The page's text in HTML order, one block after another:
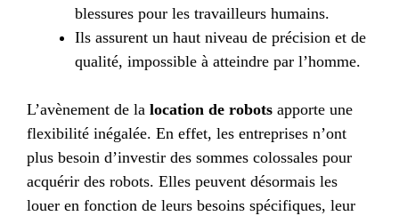
blessures pour les travailleurs humains.
Ils assurent un haut niveau de précision et de
qualité, impossible à atteindre par l’homme.
L’avènement de la location de robots apporte une
flexibilité inégalée. En effet, les entreprises n’ont
plus besoin d’investir des sommes colossales pour
acquérir des robots. Elles peuvent désormais les
louer en fonction de leurs besoins spécifiques, leur